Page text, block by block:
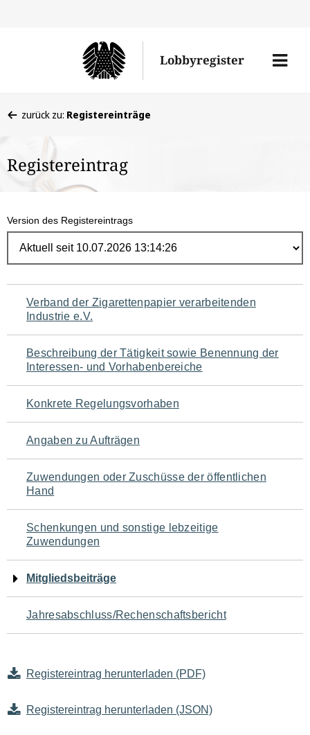
Lobbyregister
Menü
befinden
hier:
zurück zu: Registereinträge
Registereintrag
Version des Registereintrags
Navigation
für
den
Seiteninhalt
Verband der Zigarettenpapier verarbeitenden
Industrie e.V.
Beschreibung der Tätigkeit sowie Benennung der
Interessen- und Vorhabenbereiche
Konkrete Regelungsvorhaben
Angaben zu Aufträgen
Zuwendungen oder Zuschüsse der öffentlichen
Hand
Schenkungen und sonstige lebzeitige
Zuwendungen
Mitgliedsbeiträge
Jahresabschluss/Rechenschaftsbericht
Registereintrag herunterladen (PDF)
Registereintrag herunterladen (JSON)